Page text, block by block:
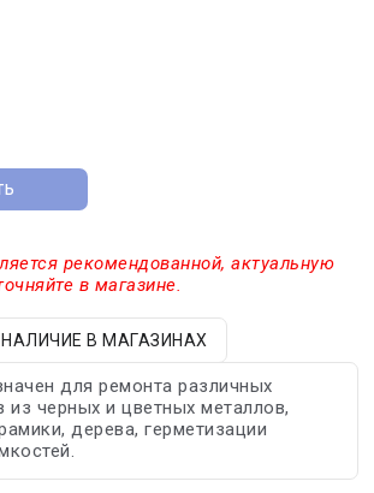
рекомендованной, актуальную
в магазине.
НАЛИЧИЕ В МАГАЗИНАХ
для ремонта различных
из черных и цветных металлов,
дерева, герметизации